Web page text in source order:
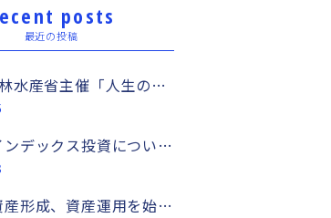
posts
最近の投稿
第2回 農林水産省主催「人生の幸福度を上げるマネーセミナー」開催！！
ブログ：インデックス投資について サブタイトル：人生を豊かにするための選択肢
ブログ：資産形成、資産運用を始めたいあなたへ